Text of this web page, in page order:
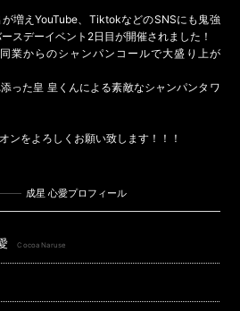
増えYouTube、TiktokなどのSNSにも鬼強
スデーイベント2日目が開催されました！
業からのシャンパンコールで大盛り上が
った皇 皇くんによる素敵なシャンパンタワ
ンをよろしくお願い致します！！！
成星 心愛プロフィール
Cocoa Naruse